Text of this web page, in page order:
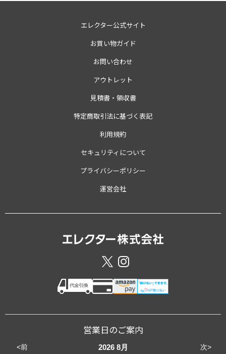
エレクター公式サイト
お買い物ガイド
お問い合わせ
アウトレット
見積書・領収書
特定商取引法に基づく表記
利用規約
セキュリティについて
プライバシーポリシー
運営会社
営業日のご案内
<前 次>
2026 8月